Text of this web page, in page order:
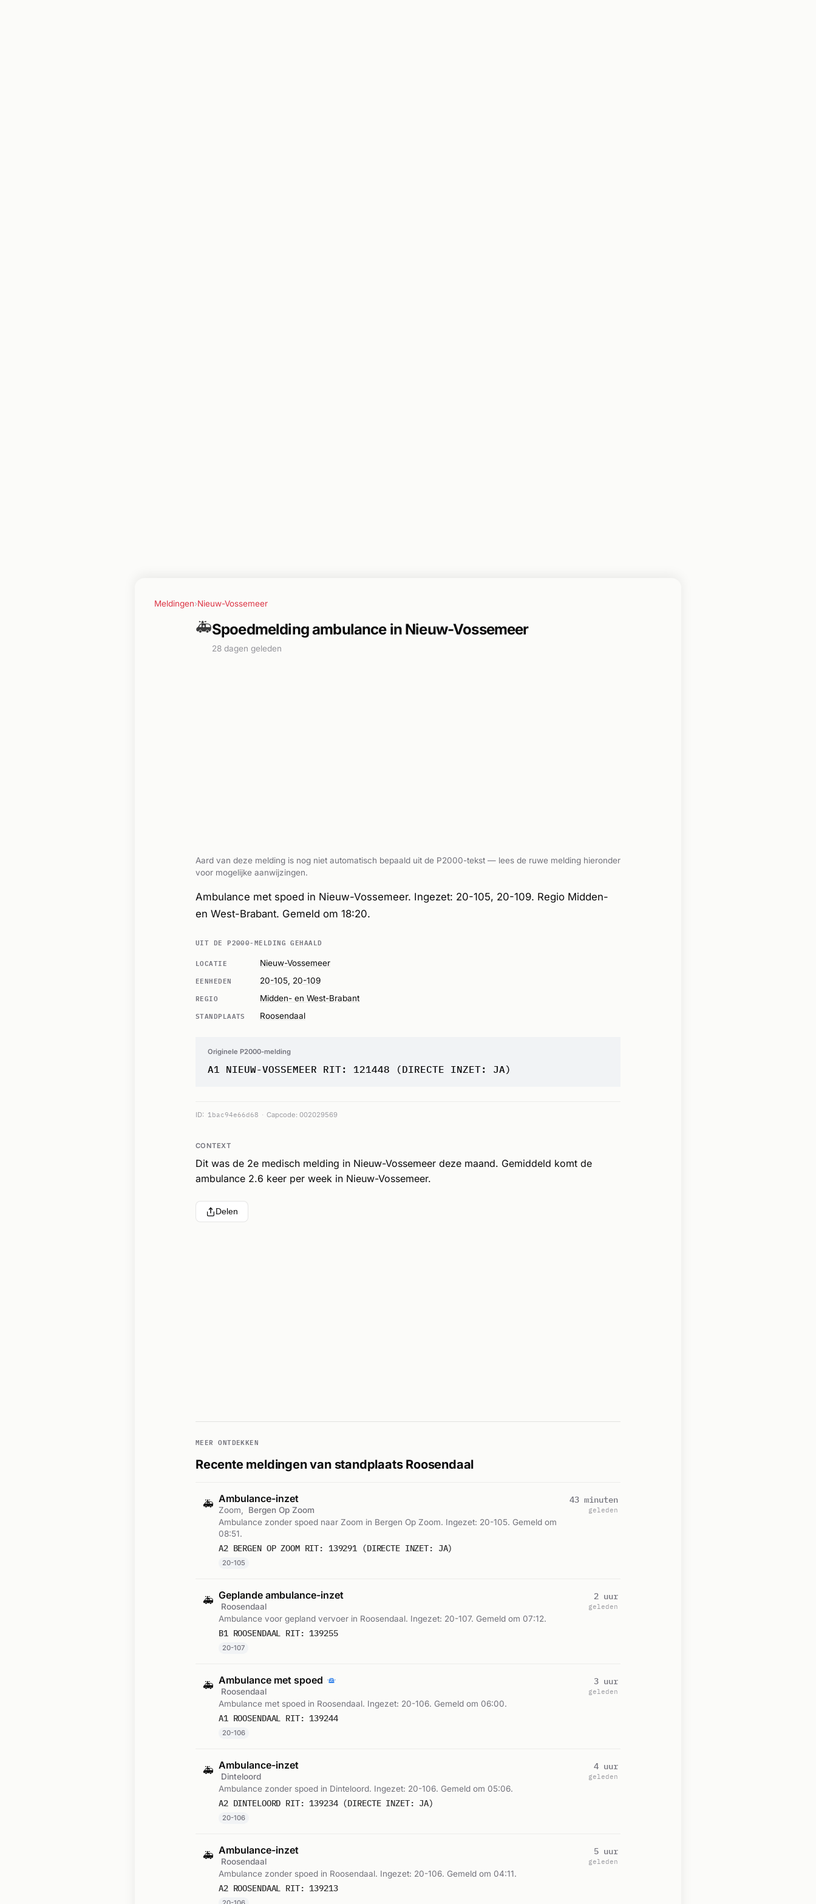
Meldingen›Nieuw-Vossemeer
🚑Spoedmelding ambulance in Nieuw-Vossemeer
28 dagen geleden
Aard van deze melding is nog niet automatisch bepaald uit de P2000-tekst — lees de ruwe melding hieronder
voor mogelijke aanwijzingen.
Ambulance met spoed in Nieuw-Vossemeer. Ingezet: 20-105, 20-109. Regio Midden-
en West-Brabant. Gemeld om 18:20.
UIT DE P2000-MELDING GEHAALD
LOCATIE
Nieuw-Vossemeer
EENHEDEN 20-105, 20-109
REGIO Midden- en West-Brabant
STANDPLAATS Roosendaal
Originele P2000-melding
A1 NIEUW-VOSSEMEER RIT: 121448 (DIRECTE INZET: JA)
ID: 1bac94e66d68 Capcode: 002029569
CONTEXT
Dit was de 2e medisch melding in Nieuw-Vossemeer deze maand. Gemiddeld komt de
ambulance 2.6 keer per week in Nieuw-Vossemeer.
Delen
MEER ONTDEKKEN
Recente meldingen van standplaats Roosendaal
🚑 Ambulance-inzet
Zoom,
Bergen Op Zoom
Ambulance zonder spoed naar Zoom in Bergen Op Zoom. Ingezet: 20-105. Gemeld om
08:51.
A2 BERGEN OP ZOOM RIT: 139291 (DIRECTE INZET: JA)
20-105
43 minuten
geleden
🚑 Geplande ambulance-inzet
Roosendaal
Ambulance voor gepland vervoer in Roosendaal. Ingezet: 20-107. Gemeld om 07:12.
B1 ROOSENDAAL RIT: 139255
20-107
2 uur
geleden
🚑 Ambulance met spoed
Roosendaal
Ambulance met spoed in Roosendaal. Ingezet: 20-106. Gemeld om 06:00.
A1 ROOSENDAAL RIT: 139244
20-106
3 uur
geleden
🚑 Ambulance-inzet
Dinteloord
Ambulance zonder spoed in Dinteloord. Ingezet: 20-106. Gemeld om 05:06.
A2 DINTELOORD RIT: 139234 (DIRECTE INZET: JA)
20-106
4 uur
geleden
🚑 Ambulance-inzet
Roosendaal
Ambulance zonder spoed in Roosendaal. Ingezet: 20-106. Gemeld om 04:11.
A2 ROOSENDAAL RIT: 139213
5 uur
geleden